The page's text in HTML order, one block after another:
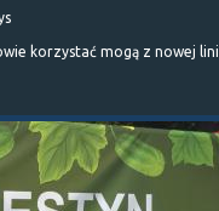
korzystać mogą z nowej